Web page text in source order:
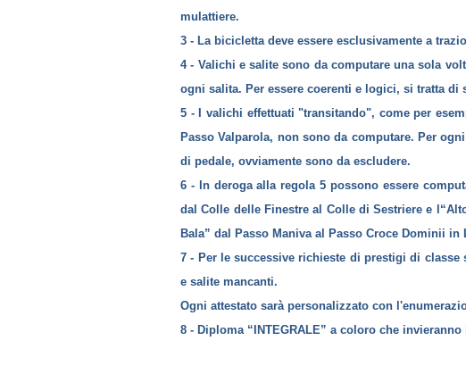
mulattiere.
3 - La bicicletta deve essere esclusivamente a
4 - Valichi e salite sono da computare una sola
ogni salita. Per essere coerenti e logici, si tratta di
5 - I valichi effettuati "transitando", come per
Passo Valparola, non sono da computare. Per
di pedale, ovviamente sono da escludere.
6 - In deroga alla regola 5 possono essere
dal Colle delle Finestre al Colle di Sestriere e
Bala” dal Passo Maniva al Passo Croce Dominii in
7 - Per le successive richieste di prestigi di
e salite mancanti.
Ogni attestato sarà personalizzato con
8 - Diploma “INTEGRALE” a coloro che